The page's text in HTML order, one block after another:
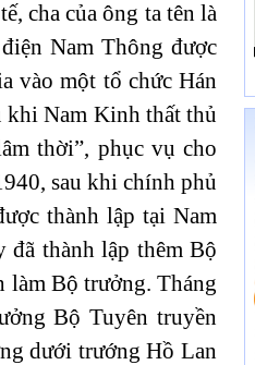
cha của ông ta tên là
Nam Thông được
vào một tổ chức Hán
khi Nam Kinh thất thủ
thời”, phục vụ cho
sau khi chính phủ
thành lập tại Nam
đã thành lập thêm Bộ
làm Bộ trưởng. Tháng
Bộ Tuyên truyền
dưới trướng Hồ Lan